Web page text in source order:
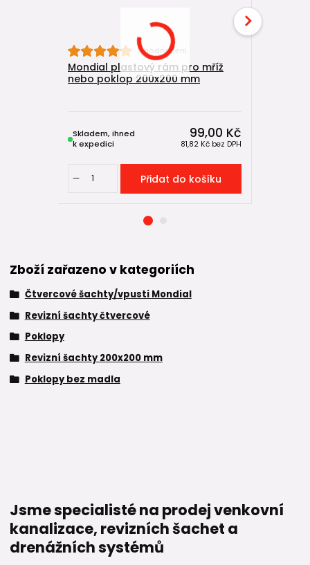
3 hodnocení
Mondial plastový rám pro mříž
nebo poklop 200x200 mm
99,00 Kč
81,82 Kč bez DPH
Skladem, ihned
k expedici
Přidat do košíku
Zboží zařazeno v kategoriích
Čtvercové šachty/vpusti Mondial
Revizní šachty čtvercové
Poklopy
Revizní šachty 200x200 mm
Poklopy bez madla
Jsme specialisté na prodej venkovní
kanalizace, revizních šachet a
drenážních systémů